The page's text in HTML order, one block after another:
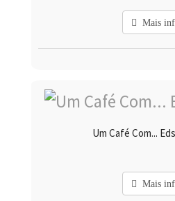
Mais
Um Café Com...
Mais